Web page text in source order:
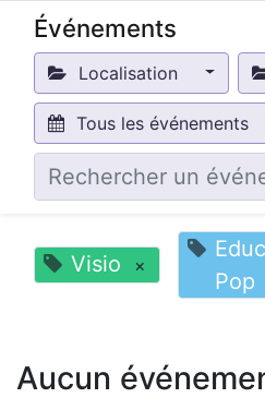
Événements
Localisation
Tous les événements
Visio ×
Educ
Pop
Aucun